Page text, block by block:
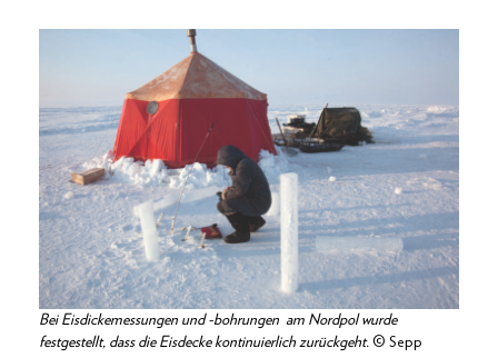
Bei Eisdickemessungen und -bohrungen am Nordpol wurde
festgestellt, dass die Eisdecke kontinuierlich zurückgeht. © Sepp